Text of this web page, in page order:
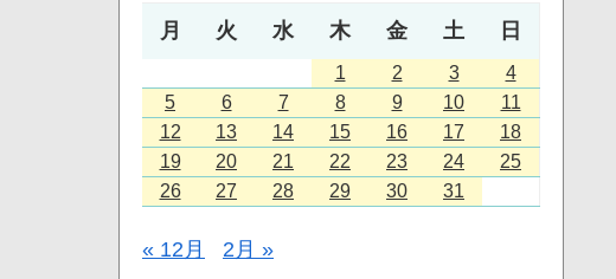
月 火 水 木 金 土 日
1 2 3
4
5
6 7 8 9 10
11
12
13 14 15 16 17
18
19
20 21 22 23 24
25
26
27 28 29 30 31
« 12月 2月 »